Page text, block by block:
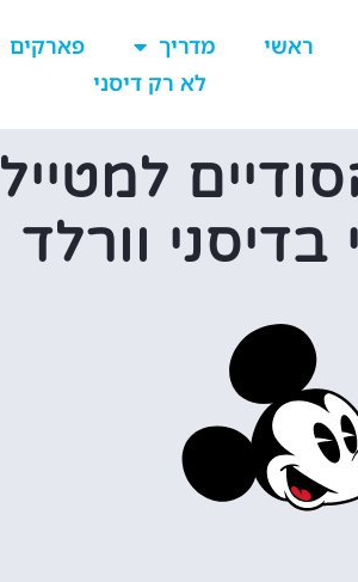
ראשי מדריך פארקים
לא רק דיסני
למטייל
וורלד